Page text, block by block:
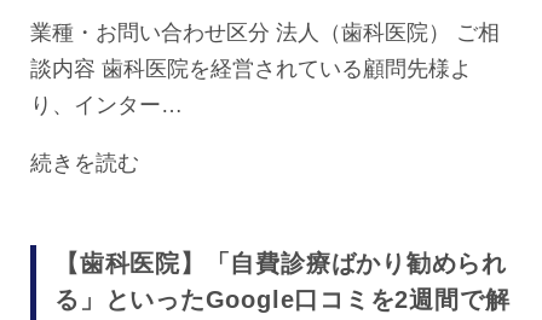
業種・お問い合わせ区分 法人（歯科医院） ご相
談内容 歯科医院を経営されている顧問先様よ
り、インター…
続きを読む
【歯科医院】「自費診療ばかり勧められ
る」といったGoogle口コミを2週間で解